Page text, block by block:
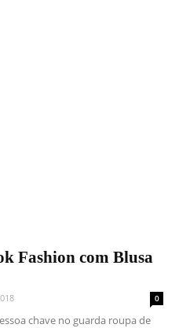
Fashion com Blusa
0
chave no guarda roupa de